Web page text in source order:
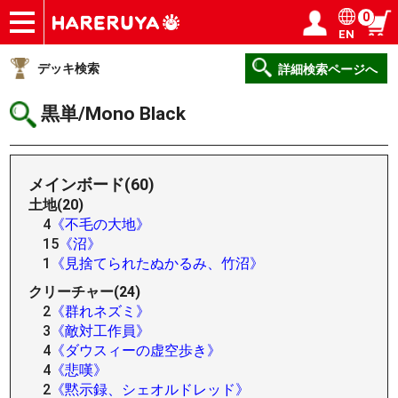
ショップ
買取
記事
デッキ検索
デッキ構築
選手一覧
店舗一覧
イベント
ヘルプ
お問い合わせ ログイン／会員登録
EN
0
デッキ検索 詳細検索ページへ
黒単/Mono Black
メインボード(60)
土地(20)
4 《不毛の大地》
15 《沼》
1
《見捨てられたぬかるみ、竹沼》
クリーチャー(24)
2 《群れネズミ》
3 《敵対工作員》
4 《ダウスィーの虚空歩き》
4 《悲嘆》
2 《黙示録、シェオルドレッド》